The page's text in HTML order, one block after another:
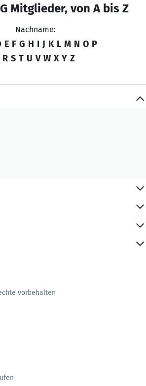
Mitglieder, von A bis Z
Nachname:
E F G H I J K L M N O P
R S T U V W X Y Z
vorbehalten